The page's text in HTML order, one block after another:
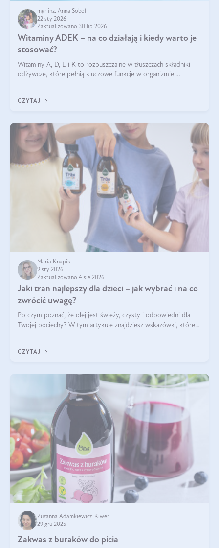
mgr inż. Anna Sobol
22 sty 2026
Zaktualizowano 30 lip 2026
Witaminy ADEK – na co działają i kiedy warto je
stosować?
Witaminy A, D, E i K to rozpuszczalne w tłuszczach składniki
odżywcze, które pełnią kluczowe funkcje w organizmie.
CZYTAJ
Maria Knapik
9 sty 2026
Zaktualizowano 4 sie 2026
Jaki tran najlepszy dla dzieci – jak wybrać i na co
zwrócić uwagę?
Po czym poznać, że olej jest świeży, czysty i odpowiedni dla
Twojej pociechy? W tym artykule znajdziesz wskazówki, które
CZYTAJ
Zuzanna Adamkiewicz-Kiwer
29 gru 2025
Zakwas z buraków do picia